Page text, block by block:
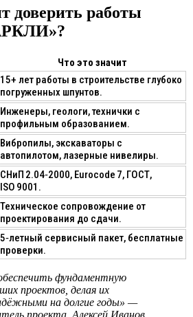
доверить работы
Что это значит
15+ лет работы в строительстве глубоко
погруженных шпунтов.
Инженеры, геологи, технички с
профильным образованием.
Вибропилы, экскаваторы с
автопилотом, лазерные нивелиры.
СНиП 2.04‑2000, Eurocode 7, ГОСТ,
ISO 9001.
Техническое сопровождение от
проектирования до сдачи.
5‑летный сервисный пакет, бесплатные
проверки.
фундаментную
проектов, делая их
на долгие годы» —
проекта, Алексей Иванов,